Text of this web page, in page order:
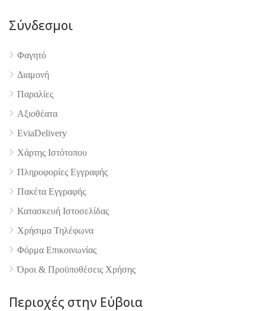
Σύνδεσμοι
Φαγητό
Διαμονή
Παραλίες
Αξιοθέατα
EviaDelivery
Χάρτης Ιστότοπου
Πληροφορίες Εγγραφής
Πακέτα Εγγραφής
Κατασκευή Ιστοσελίδας
Χρήσιμα Τηλέφωνα
Φόρμα Επικοινωνίας
Όροι & Προϋποθέσεις Xρήσης
Περιοχές στην Εύβοια